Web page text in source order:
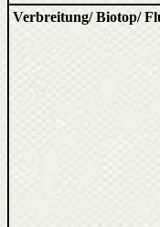
Verbreitung/ Biotop/